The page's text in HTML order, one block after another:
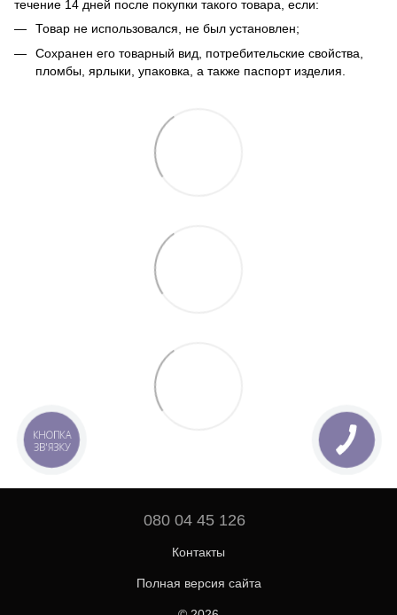
течение 14 дней после покупки такого товара, если:
Товар не использовался, не был установлен;
Сохранен его товарный вид, потребительские свойства,
пломбы, ярлыки, упаковка, а также паспорт изделия.
080 04 45 126
Контакты
Полная версия сайта
КНОПКА
ЗВ'ЯЗКУ